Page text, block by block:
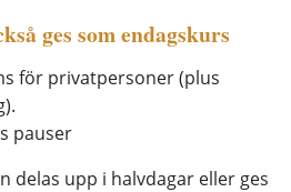
ges som endagskurs
för privatpersoner (plus
pauser
delas upp i halvdagar eller ges